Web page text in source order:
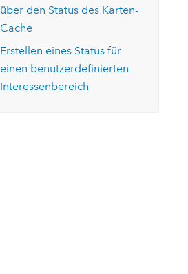
über den Status des Karten-
Cache
Erstellen eines Status für
einen benutzerdefinierten
Interessenbereich